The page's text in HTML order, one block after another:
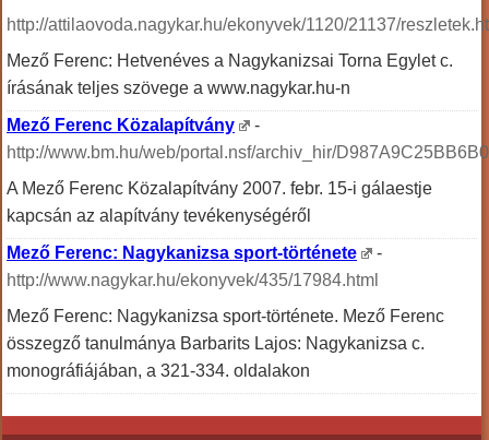
http://attilaovoda.nagykar.hu/ekonyvek/1120/21137/
Mező Ferenc: Hetvenéves a Nagykanizsai Torna Egylet c.
írásának teljes szövege a www.nagykar.hu-n
Mező Ferenc Közalapítvány
-
http://www.bm.hu/web/portal.nsf/archiv_hir/
A Mező Ferenc Közalapítvány 2007. febr. 15-i gálaestje
kapcsán az alapítvány tevékenységéről
Mező Ferenc: Nagykanizsa sport-története
-
http://www.nagykar.hu/ekonyvek/435/17984.html
Mező Ferenc: Nagykanizsa sport-története. Mező Ferenc
összegző tanulmánya Barbarits Lajos: Nagykanizsa c.
monográfiájában, a 321-334. oldalakon